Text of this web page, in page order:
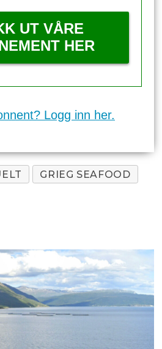
UT VÅRE
HER
Logg inn her.
GRIEG SEAFOOD